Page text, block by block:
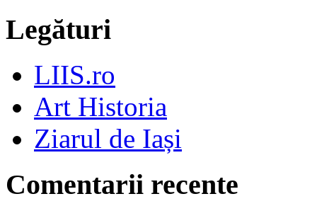
Legături
LIIS.ro
Art Historia
Ziarul de Iași
Comentarii recente